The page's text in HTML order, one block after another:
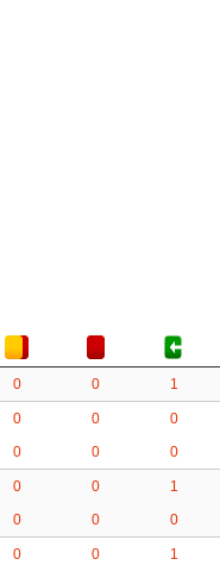
0 0 1
0 0 0
0 0 0
0 0 1
0 0 0
0 0 1